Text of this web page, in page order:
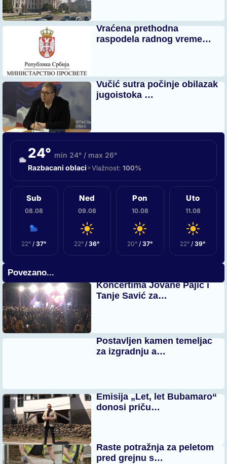
Vraćena prethodna
raspodela radnog vreme…
Vučić sutra počinje obilazak
jugoistoka …
24° min 24° / max 26°
Razbacani oblaci•Vlažnost: 100%
Sub
08.08
22° /37°
Ned
09.08
22° /36°
Pon
10.08
20°/ 37°
Uto
11.08
22° /39°
Povezano...
Koncertima Jovane Pajić i
Tanje Savić za…
Postavljen kamen temeljac
za izgradnju a…
Emisija „Let, let Bubamaro“
donosi priču…
Raste potražnja za peletom
pred grejnu s…